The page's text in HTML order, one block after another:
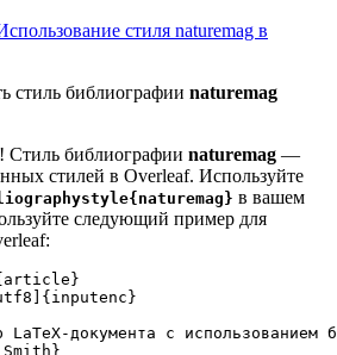
стиля naturemag в
стиль библиографии naturemag
Стиль библиографии naturemag —
стилей в Overleaf. Используйте
в вашем
следующий пример для
article }
]{ inputenc }
LaTeX-документа с использованием